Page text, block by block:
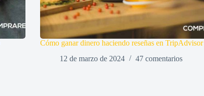
Cómo ganar dinero haciendo reseñas en TripAdvisor
12 de marzo de 2024
47 comentarios